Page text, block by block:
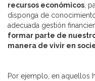
recursos económicos,
disponga de
adecuada gestión
formar parte de
manera de vivir en
Por ejemplo, en aquellos